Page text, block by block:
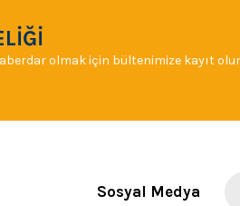
olmak için bültenimize kayıt
Sosyal Medya